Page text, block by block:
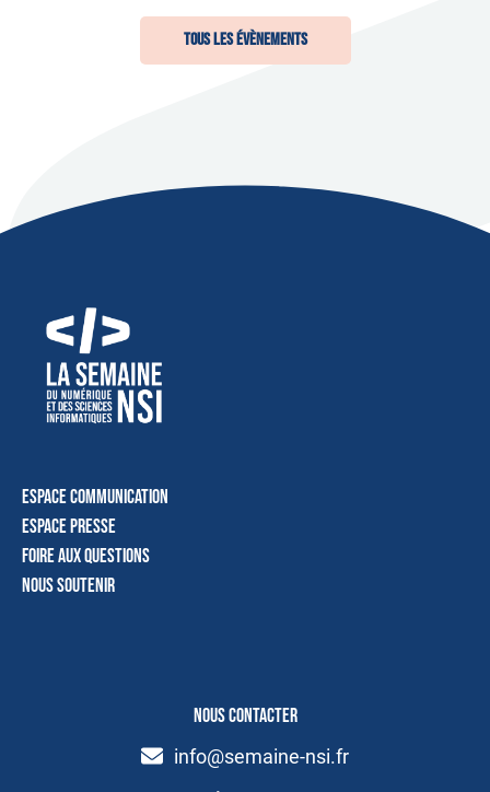
Tous les Évènements
Espace communication
Espace presse
Foire aux questions
Nous soutenir
NOUS CONTACTER
info@semaine-nsi.fr